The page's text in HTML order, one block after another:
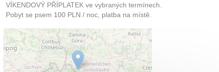
VÍKENDOVÝ PŘÍPLATEK ve vybraných termínech.
Pobyt se psem 100 PLN / noc, platba na místě.